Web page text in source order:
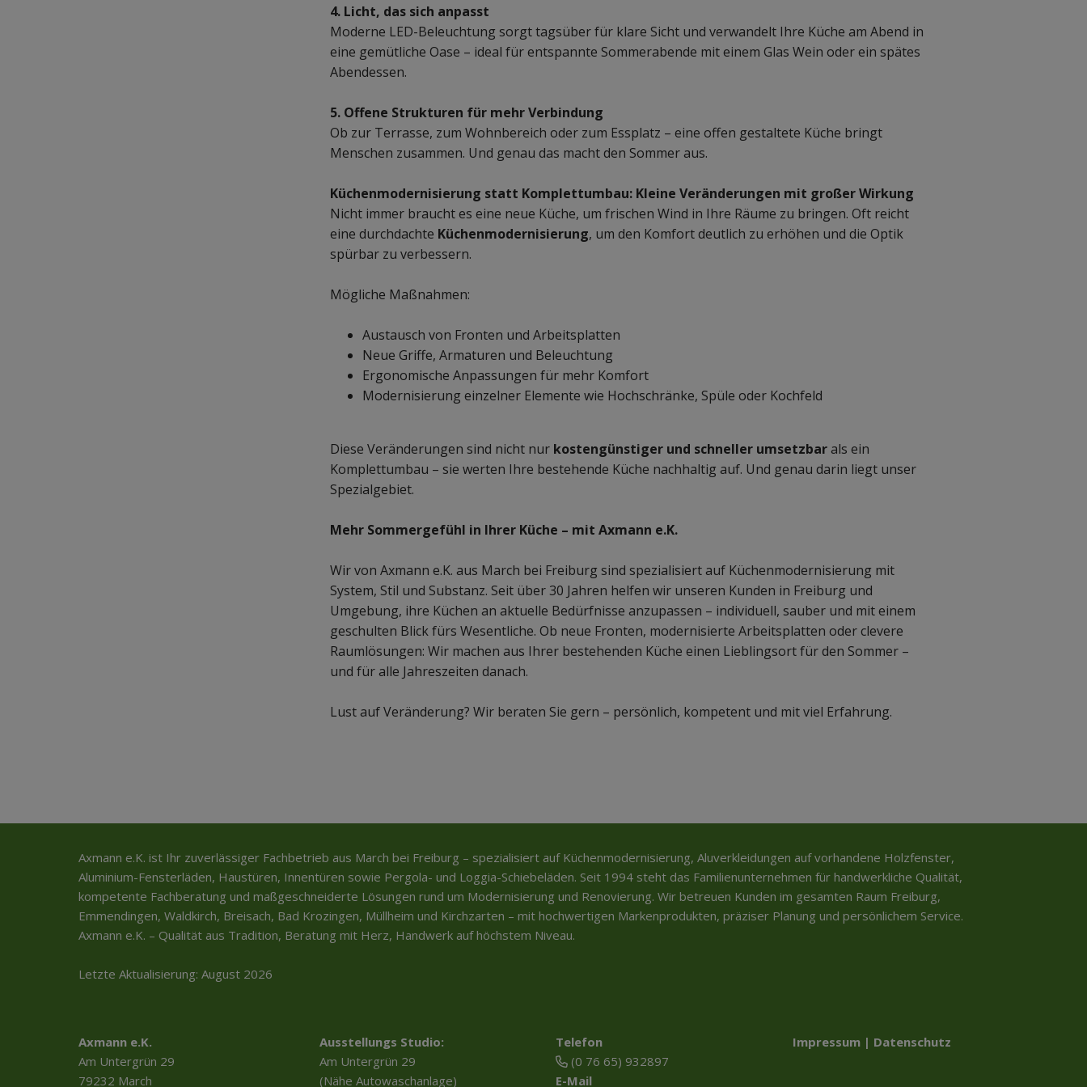
4. Licht, das sich anpasst
Moderne LED-Beleuchtung sorgt tagsüber für klare Sicht und verwandelt Ihre Küche am Abend in
eine gemütliche Oase – ideal für entspannte Sommerabende mit einem Glas Wein oder ein spätes
Abendessen.
5. Offene Strukturen für mehr Verbindung
Ob zur Terrasse, zum Wohnbereich oder zum Essplatz – eine offen gestaltete Küche bringt
Menschen zusammen. Und genau das macht den Sommer aus.
Küchenmodernisierung statt Komplettumbau: Kleine Veränderungen mit großer Wirkung
Nicht immer braucht es eine neue Küche, um frischen Wind in Ihre Räume zu bringen. Oft reicht
eine durchdachte Küchenmodernisierung, um den Komfort deutlich zu erhöhen und die Optik
spürbar zu verbessern.
Mögliche Maßnahmen:
Austausch von Fronten und Arbeitsplatten
Neue Griffe, Armaturen und Beleuchtung
Ergonomische Anpassungen für mehr Komfort
Modernisierung einzelner Elemente wie Hochschränke, Spüle oder Kochfeld
Diese Veränderungen sind nicht nur kostengünstiger und schneller umsetzbarals ein
Komplettumbau – sie werten Ihre bestehende Küche nachhaltig auf. Und genau darin liegt unser
Spezialgebiet.
Mehr Sommergefühl in Ihrer Küche – mit Axmann e.K.
Wir von Axmann e.K. aus March bei Freiburg sind spezialisiert auf Küchenmodernisierung mit
System, Stil und Substanz. Seit über 30 Jahren helfen wir unseren Kunden in Freiburg und
Umgebung, ihre Küchen an aktuelle Bedürfnisse anzupassen – individuell, sauber und mit einem
geschulten Blick fürs Wesentliche. Ob neue Fronten, modernisierte Arbeitsplatten oder clevere
Raumlösungen: Wir machen aus Ihrer bestehenden Küche einen Lieblingsort für den Sommer –
und für alle Jahreszeiten danach.
Lust auf Veränderung? Wir beraten Sie gern – persönlich, kompetent und mit viel Erfahrung.
Axmann e.K. ist Ihr zuverlässiger Fachbetrieb aus March bei Freiburg – spezialisiert auf Küchenmodernisierung, Aluverkleidungen auf vorhandene Holzfenster,
Aluminium-Fensterläden, Haustüren, Innentüren sowie Pergola- und Loggia-Schiebeläden. Seit 1994 steht das Familienunternehmen für handwerkliche Qualität,
kompetente Fachberatung und maßgeschneiderte Lösungen rund um Modernisierung und Renovierung. Wir betreuen Kunden im gesamten Raum Freiburg,
Emmendingen, Waldkirch, Breisach, Bad Krozingen, Müllheim und Kirchzarten – mit hochwertigen Markenprodukten, präziser Planung und persönlichem Service.
Axmann e.K. – Qualität aus Tradition, Beratung mit Herz, Handwerk auf höchstem Niveau.
Letzte Aktualisierung: August 2026
Axmann e.K.
Am Untergrün 29
79232 March
Ausstellungs Studio:
Am Untergrün 29
(Nähe Autowaschanlage)
Telefon
(0 76 65) 932897
E-Mail
Impressum | Datenschutz